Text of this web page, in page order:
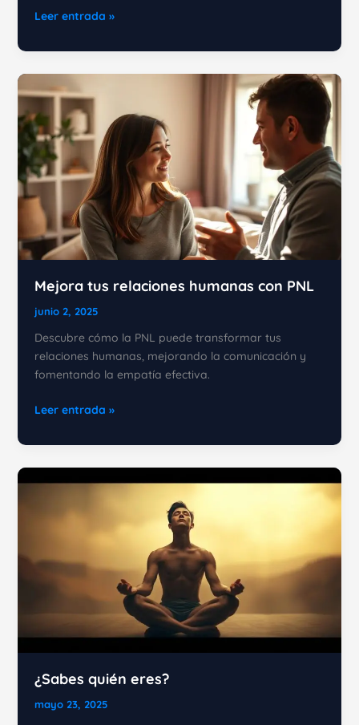
Hipnosis
Cómo
Cambiar
tu
Realidad
Leer entrada »
Mejora tus relaciones humanas con PNL
junio 2, 2025
Descubre cómo la PNL puede transformar tus
relaciones humanas, mejorando la comunicación y
fomentando la empatía efectiva.
Mejora
relaciones
humanas
con
Leer entrada »
¿Sabes quién eres?
mayo 23, 2025